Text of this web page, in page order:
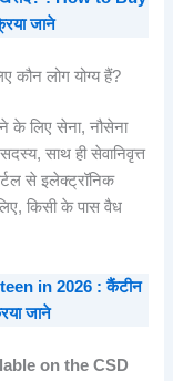
जाने
कौन लोग योग्य हैं?
के लिए सेना, नौसेना
साथ ही सेवानिवृत्त
से इलेक्ट्रॉनिक
किसी के पास वैध
in 2026 : कैंटीन
जाने
on the CSD